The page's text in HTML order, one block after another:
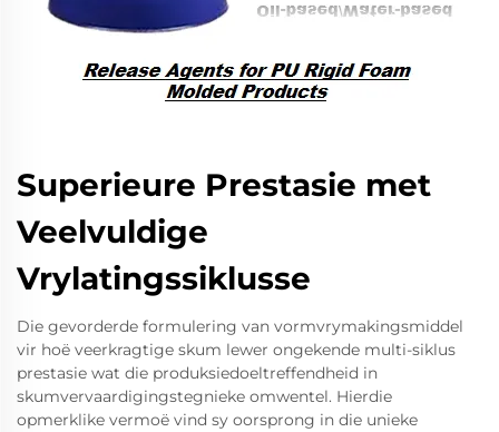
Superieure Prestasie met
Veelvuldige
Vrylatingssiklusse
Die gevorderde formulering van vormvrymakingsmiddel
vir hoë veerkragtige skum lewer ongekende multi-siklus
prestasie wat die produksiedoeltreffendheid in
skumvervaardigingstegnieke omwentel. Hierdie
opmerklike vermoë vind sy oorsprong in die unieke